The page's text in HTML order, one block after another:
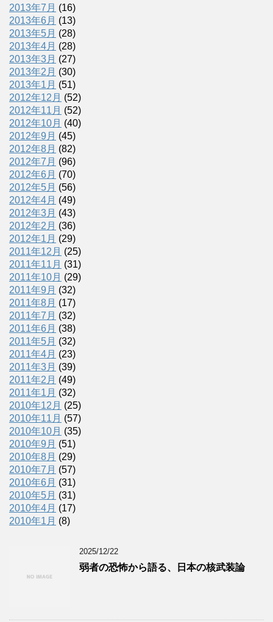
2013年7月 (16)
2013年6月 (13)
2013年5月 (28)
2013年4月 (28)
2013年3月 (27)
2013年2月 (30)
2013年1月 (51)
2012年12月 (52)
2012年11月 (52)
2012年10月 (40)
2012年9月 (45)
2012年8月 (82)
2012年7月 (96)
2012年6月 (70)
2012年5月 (56)
2012年4月 (49)
2012年3月 (43)
2012年2月 (36)
2012年1月 (29)
2011年12月 (25)
2011年11月 (31)
2011年10月 (29)
2011年9月 (32)
2011年8月 (17)
2011年7月 (32)
2011年6月 (38)
2011年5月 (32)
2011年4月 (23)
2011年3月 (39)
2011年2月 (49)
2011年1月 (32)
2010年12月 (25)
2010年11月 (57)
2010年10月 (35)
2010年9月 (51)
2010年8月 (29)
2010年7月 (57)
2010年6月 (31)
2010年5月 (31)
2010年4月 (17)
2010年1月 (8)
2025/12/22
弱者の恐怖から語る、日本の核武装論